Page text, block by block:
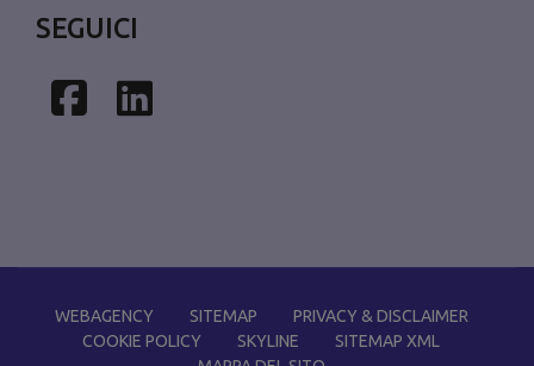
SEGUICI
Facebook
Linkedin
WEBAGENCY SITEMAP
PRIVACY & DISCLAIMER
COOKIE POLICY
SKYLINE
SITEMAP XML